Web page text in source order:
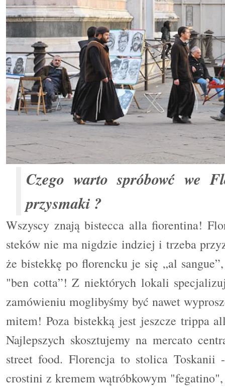
Czego warto spróbowć we
przysmaki ?
Wszyscy znają bistecca alla fiorentina!
steków nie ma nigdzie indziej i trzeba
że bistekkę po florencku je się „al
"ben cotta”! Z niektórych lokali
zamówieniu moglibyśmy być nawet
mitem! Poza bistekką jest jeszcze trippa
Najlepszych skosztujemy na mercato
street food. Florencja to stolica Toskanii
crostini z kremem wątróbkowym